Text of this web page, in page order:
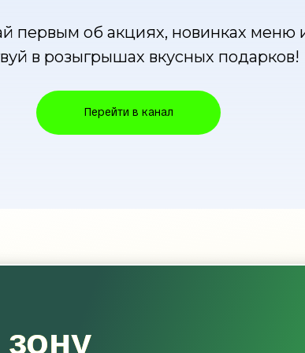
первым об акциях, новинках меню
в розыгрышах вкусных подарков!
Перейти в канал
зону